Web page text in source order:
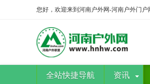
您好，欢迎来到河南户外网-河南户外门户
全站快捷导航 资讯